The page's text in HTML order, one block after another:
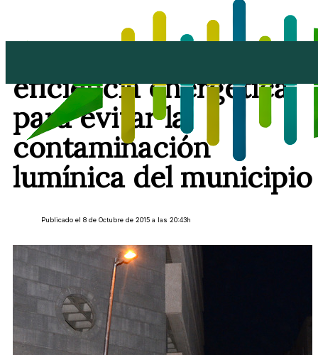
eficiencia energética
para evitar la
contaminación
lumínica del municipio
Publicado el 8 de Octubre de 2015 a las 20:43h